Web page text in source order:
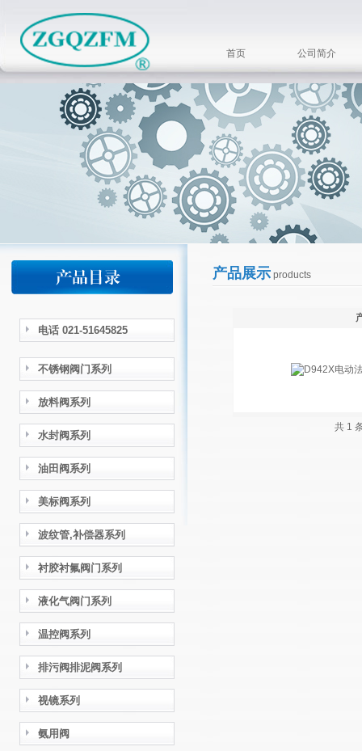
首页 公司简介
电话 021-51645825
不锈钢阀门系列
放料阀系列
水封阀系列
油田阀系列
美标阀系列
波纹管,补偿器系列
衬胶衬氟阀门系列
液化气阀门系列
温控阀系列
排污阀排泥阀系列
视镜系列
氨用阀
产品展示products
共 1